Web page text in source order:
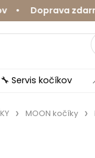
🔧 Servis kočíkov
MOON kočíky